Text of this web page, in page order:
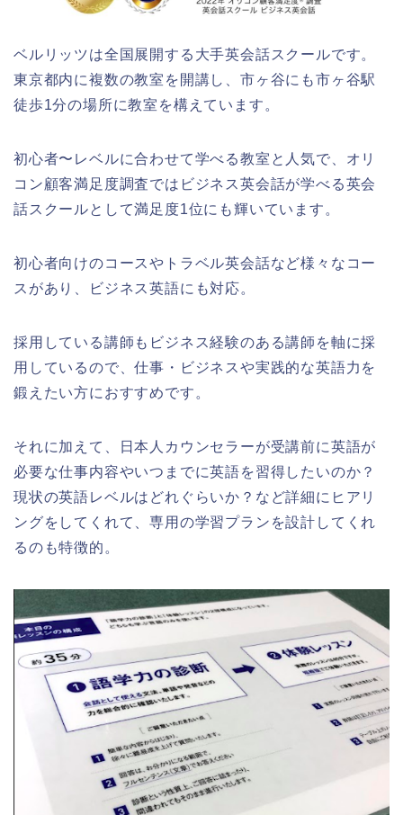
ベルリッツは全国展開する大手英会話スクールです。
東京都内に複数の教室を開講し、市ヶ谷にも市ヶ谷駅
徒歩1分の場所に教室を構えています。
初心者〜レベルに合わせて学べる教室と人気で、オリ
コン顧客満足度調査ではビジネス英会話が学べる英会
話スクールとして満足度1位にも輝いています。
初心者向けのコースやトラベル英会話など様々なコー
スがあり、ビジネス英語にも対応。
採用している講師もビジネス経験のある講師を軸に採
用しているので、仕事・ビジネスや実践的な英語力を
鍛えたい方におすすめです。
それに加えて、日本人カウンセラーが受講前に英語が
必要な仕事内容やいつまでに英語を習得したいのか？
現状の英語レベルはどれぐらいか？など詳細にヒアリ
ングをしてくれて、専用の学習プランを設計してくれ
るのも特徴的。